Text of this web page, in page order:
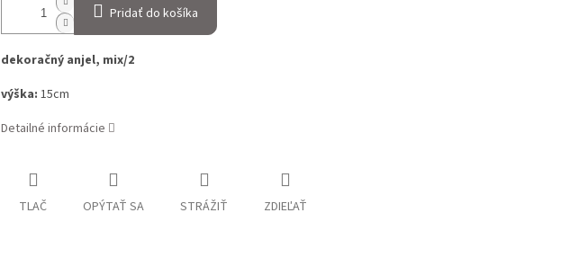
Pridať do košíka
dekoračný anjel, mix/2
výška: 15cm
Detailné informácie
TLAČ OPÝTAŤ SA STRÁŽIŤ ZDIEĽAŤ